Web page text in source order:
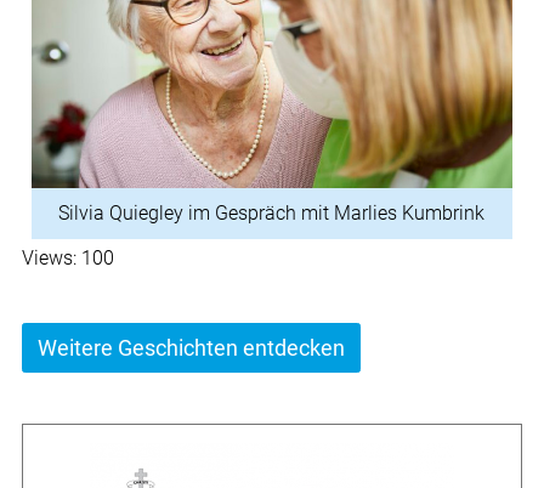
Silvia Quiegley im Gespräch mit Marlies Kumbrink
Views: 100
Weitere Geschichten entdecken